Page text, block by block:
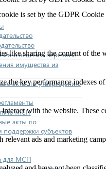
и ведения перечней
имущества из
акты по утверждению
МСП
акты по
субъектов
для МСП
is set by the GDPR Cookie
like sharing the content of the
the key performance
with the website.
ads and marketing